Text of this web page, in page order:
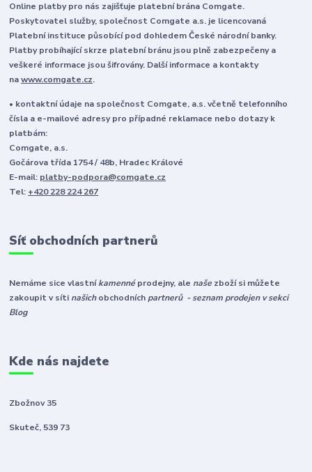
Online platby pro nás zajišťuje platební brána Comgate.
Poskytovatel služby, společnost Comgate a.s. je licencovaná
Platební instituce působící pod dohledem České národní banky.
Platby probíhající skrze platební bránu jsou plně zabezpečeny a
veškeré informace jsou šifrovány. Další informace a kontakty
nawww.comgate.cz.
• kontaktní údaje na společnost Comgate, a.s. včetně telefonního
čísla a e-mailové adresy pro případné reklamace nebo dotazy k
platbám:
Comgate, a.s.
Gočárova třída 1754 / 48b, Hradec Králové
E-mail: platby-podpora@comgate.cz
Tel: +420 228 224 267
Síť obchodních partnerů
Nemáme sice vlastníkamennéprodejny, ale naše zboží si můžete
zakoupit v síti našichobchodních partnerů - seznam prodejen v sekci
Blog
Kde nás najdete
Zbožnov 35
Skuteč, 539 73